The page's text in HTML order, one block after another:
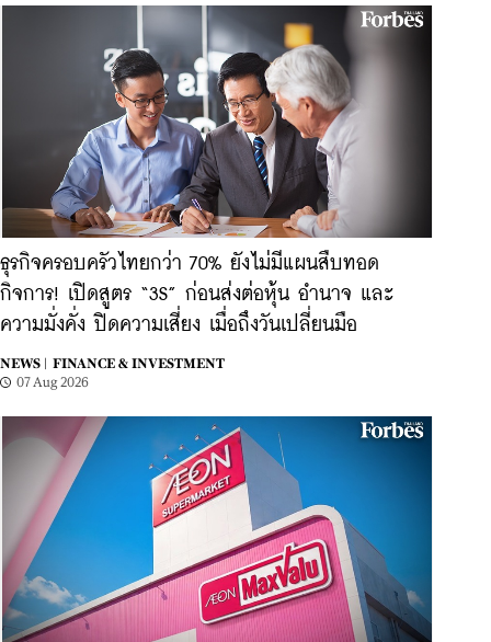
ธุรกิจครอบครัวไทยกว่า 70% ยังไม่มีแผนสืบทอด
กิจการ! เปิดสูตร “3S” ก่อนส่งต่อหุ้น อำนาจ และ
ความมั่งคั่ง ปิดความเสี่ยง เมื่อถึงวันเปลี่ยนมือ
NEWS |
FINANCE & INVESTMENT
07 Aug 2026